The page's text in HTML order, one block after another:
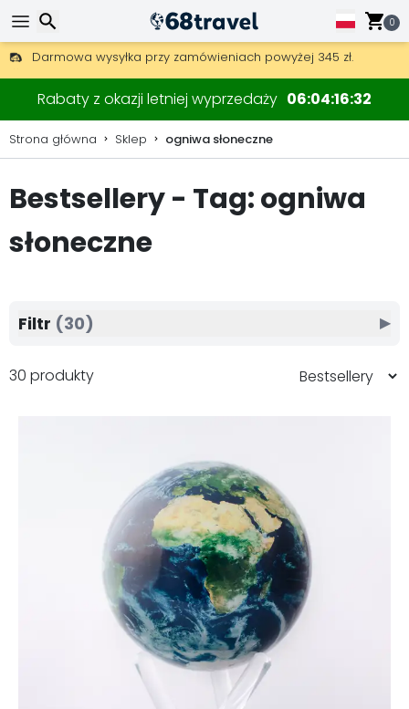
0
Darmowa wysyłka przy zamówieniach powyżej 345 zł.
30 dni na zwrot, 90 dni na drewniane mapy i dekoracje.
Rabaty z okazji letniej wyprzedaży 06041630
Strona główna Sklep ogniwa słoneczne
Bestsellery - Tag: ogniwa
słoneczne
30 produkty
Filtr (30) ▶
Wyszukaj
Wyszukaj